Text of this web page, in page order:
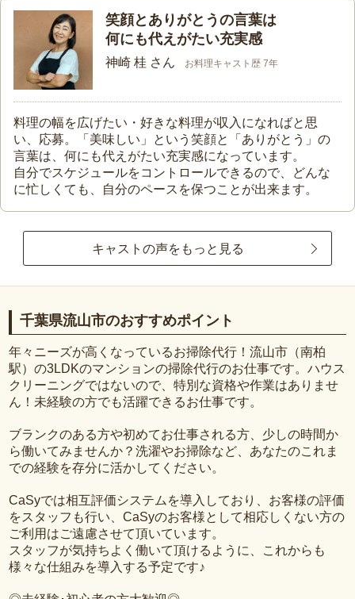
笑顔とありがとうの言葉は
何にも代えがたい充実感
神崎 桂 さん お料理キャスト歴 7年
料理の幅を広げたい・好きな料理が収入になればと思
い、応募。「美味しい」という笑顔と「ありがとう」の
言葉は、何にも代えがたい充実感になっています。
自分でスケジュールをコントロールできるので、どんな
に忙しくても、自分のペースを保つことが出来ます。
キャストの声をもっと見る
千葉県流山市のおすすめポイント
年々ニーズが高くなっているお掃除代行！流山市（南柏
駅）の3LDKのマンションの掃除代行のお仕事です。ハウス
クリーニングではないので、特別な資格や作業はありませ
ん！未経験の方でも活躍できるお仕事です。
ブランクのある方や初めてお仕事される方、少しの時間か
ら働いてみませんか？洗濯やお掃除など、あなたのこれま
での経験を存分に活かしてください。
CaSyでは相互評価システムを導入しており、お客様の評価
をスタッフも行い、CaSyのお客様として相応しくない方の
ご利用はご遠慮させて頂いています。
スタッフが気持ちよく働いて頂けるように、これからも
様々な仕組みを導入する予定です♪